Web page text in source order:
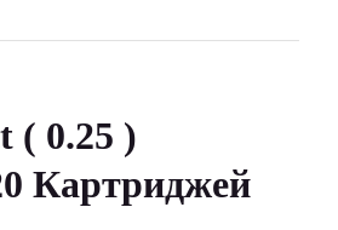
( 0.25 )
Картриджей